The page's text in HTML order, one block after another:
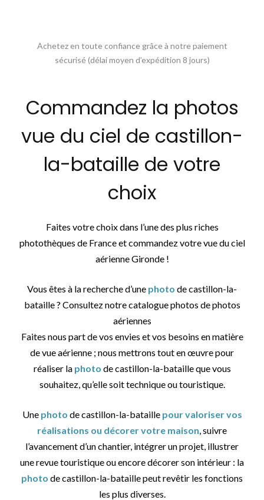
Achetez en toute confiance grâce à notre paiement
sécurisé (délai moyen d’expédition 8 jours)
Commandez la photos
vue du ciel de castillon-
la-bataille de votre
choix
Faites votre choix dans l’une des plus riches
photothèques de France et commandez votre vue du ciel
aérienne Gironde !
Vous êtes à la recherche d’une photo de castillon-la-
bataille ? Consultez notre catalogue photos de photos
aériennes
Faites nous part de vos envies et vos besoins en matière
de vue aérienne ; nous mettrons tout en œuvre pour
réaliser la photo de castillon-la-bataille que vous
souhaitez, qu’elle soit technique ou touristique.
Une photo de castillon-la-bataille pour valoriser vos
réalisations ou décorer votre maison, suivre
l’avancement d’un chantier, intégrer un projet, illustrer
une revue touristique ou encore décorer son intérieur : la
photo de castillon-la-bataille peut revêtir les fonctions
les plus diverses.